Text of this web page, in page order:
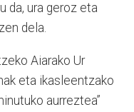
da, ura geroz eta
dela.
Aiarako Ur
eta ikasleentzako
aurreztea”